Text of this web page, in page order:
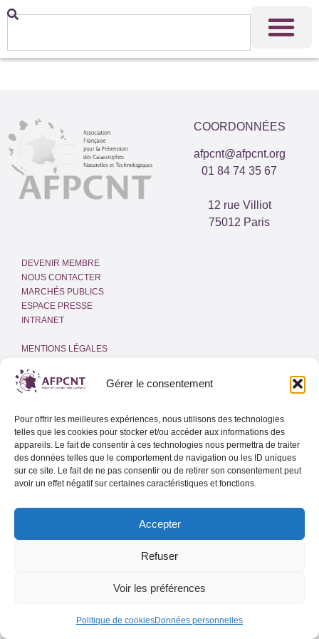
Gérer le consentement
Pour offrir les meilleures expériences, nous utilisons des technologies
telles que les cookies pour stocker et/ou accéder aux informations des
appareils. Le fait de consentir à ces technologies nous permettra de traiter
des données telles que le comportement de navigation ou les ID uniques
sur ce site. Le fait de ne pas consentir ou de retirer son consentement peut
avoir un effet négatif sur certaines caractéristiques et fonctions.
Accepter
Refuser
Voir les préférences
Politique de cookiesDonnées personnelles
COORDONNÉES
afpcnt@afpcnt.org
01 84 74 35 67
12 rue Villiot
75012 Paris
DEVENIR MEMBRE
NOUS CONTACTER
MARCHÉS PUBLICS
ESPACE PRESSE
INTRANET
MENTIONS LÉGALES
(UE)
Adresse email
Lettre d’info de l’AFPCNT
Lettre d’info spéciale Outre-Mer